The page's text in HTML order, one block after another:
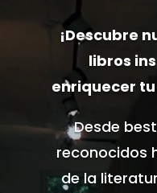
¡Descubre
libros
enriquecer
Desde
reconocidos
de la